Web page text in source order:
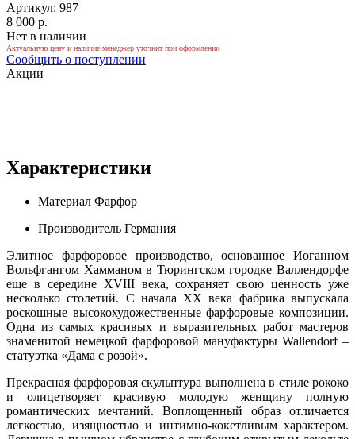
Артикул: 987
8 000 р.
Нет в наличии
Актуальную цену и наличие менеджер уточнит при оформлении
Сообщить о поступлении
Акции
Характеристики
Материал Фарфор
Производитель Германия
Элитное фарфоровое производство, основанное Иоганном
Вольфгангом Хамманом в Тюрингском городке Валлендорфе
еще в середине XVIII века, сохраняет свою ценность уже
несколько столетий. С начала XX века фабрика выпускала
роскошные высокохудожественные фарфоровые композиции.
Одна из самых красивых и выразительных работ мастеров
знаменитой немецкой фарфоровой мануфактуры Wallendorf ‒
статуэтка «Дама с розой».
Прекрасная фарфоровая скульптура выполнена в стиле рококо
и олицетворяет красивую молодую женщину полную
романтических мечтаний. Воплощенный образ отличается
легкостью, изящностью и интимно-кокетливым характером.